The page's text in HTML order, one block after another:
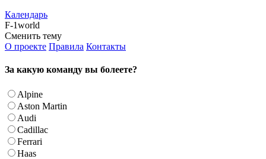
Календарь
F-1world
Сменить тему
О проекте Правила Контакты
За какую команду вы болеете?
Alpine
Aston Martin
Audi
Cadillac
Ferrari
Haas